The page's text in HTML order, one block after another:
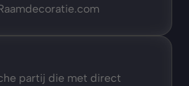
partij die met direct